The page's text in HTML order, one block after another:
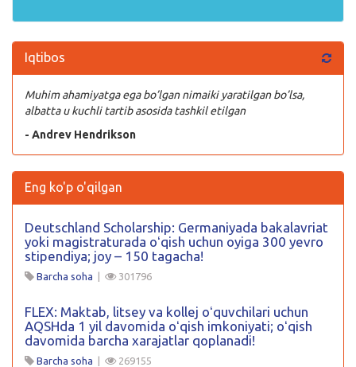
Iqtibos
Muhim ahamiyatga ega bo’lgan nimaiki yaratilgan bo’lsa,
albatta u kuchli tartib asosida tashkil etilgan
- Andrev Hendrikson
Eng ko'p o'qilgan
Deutschland Scholarship: Germaniyada bakalavriat
yoki magistraturada oʻqish uchun oyiga 300 yevro
stipendiya; joy – 150 tagacha!
Barcha soha | 301796
FLEX: Maktab, litsey va kollej oʻquvchilari uchun
AQSHda 1 yil davomida oʻqish imkoniyati; oʻqish
davomida barcha xarajatlar qoplanadi!
Barcha soha | 269155